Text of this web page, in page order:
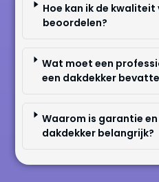
Hoe kan ik de
beoordelen?
Wat moet een
een dakdekker
Waarom is garantie
dakdekker belangrijk?